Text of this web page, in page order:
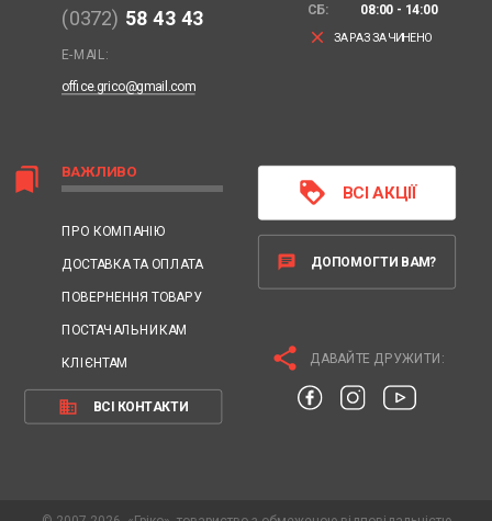
bookmarks ВАЖЛИВО
ПРО КОМПАНІЮ
ДОСТАВКА ТА ОПЛАТА
ПОВЕРНЕННЯ ТОВАРУ
ПОСТАЧАЛЬНИКАМ
КЛІЄНТАМ
business ВСІ КОНТАКТИ
(0372) 58 43 43
E-MAIL:
office.grico@gmail.com
СБ:
08:00 - 14:00
clear ЗАРАЗ ЗАЧИНЕНО
loyalty ВСІ АКЦІЇ
chat ДОПОМОГТИ ВАМ?
share ДАВАЙТЕ ДРУЖИТИ: